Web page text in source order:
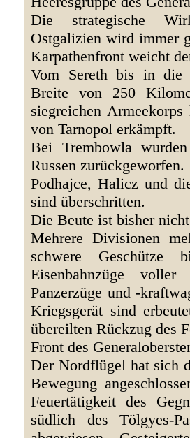
Die strategische
Ostgalizien wird immer
Karpathenfront weicht
Vom Sereth bis in die
Breite von 250
siegreichen
von Tarnopol erkämpft.
Bei Trembowla
Russen zurückgeworfen.
Podhajce, Halicz und
sind überschritten.
Die Beute ist bisher
Mehrere Divisionen
schwere
Eisenbahnzüge voller
Panzerzüge und -
Kriegsgerät sind
übereilten Rückzug des
Front des
Der Nordflügel hat sich
Bewegung
Feuertätigkeit des
südlich des Tölgyes-